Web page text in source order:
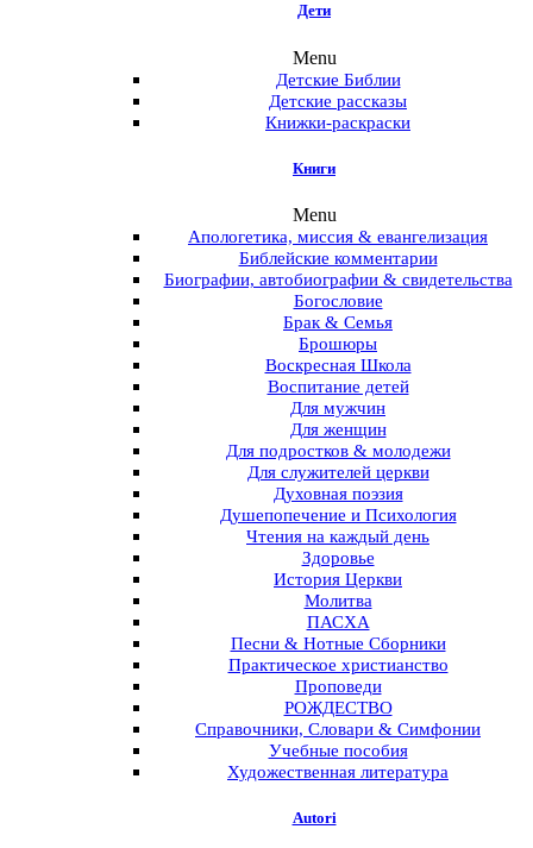
Дети
Menu
Детские Библии
Детские рассказы
Книжки-раскраски
Книги
Menu
Апологетика, миссия & евангелизация
Библейские комментарии
Биографии, автобиографии & свидетельства
Богословие
Брак & Семья
Брошюры
Воскресная Школа
Воспитание детей
Для мужчин
Для женщин
Для подростков & молодежи
Для служителей церкви
Духовная поэзия
Душепопечение и Психология
Чтения на каждый день
Здоровье
История Церкви
Молитва
ПАСХА
Песни & Нотные Сборники
Практическое христианство
Проповеди
РОЖДЕСТВО
Справочники, Словари & Симфонии
Учебные пособия
Художественная литература
Autori